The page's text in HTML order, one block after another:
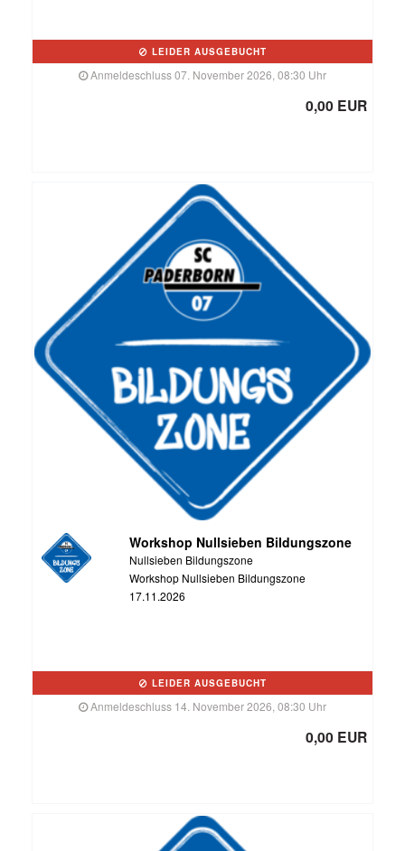
LEIDER AUSGEBUCHT
Anmeldeschluss 07. November 2026, 08:30 Uhr
0,00 EUR
Workshop Nullsieben Bildungszone
Nullsieben Bildungszone
Workshop Nullsieben Bildungszone
17.11.2026
LEIDER AUSGEBUCHT
Anmeldeschluss 14. November 2026, 08:30 Uhr
0,00 EUR